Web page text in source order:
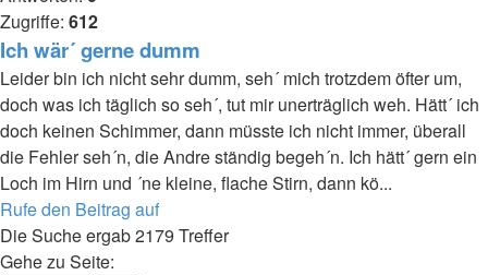
Zugriffe: 612
Ich wär´ gerne dumm
Leider bin ich nicht sehr dumm, seh´ mich trotzdem öfter um,
doch was ich täglich so seh´, tut mir unerträglich weh. Hätt´ ich
doch keinen Schimmer, dann müsste ich nicht immer, überall
die Fehler seh´n, die Andre ständig begeh´n. Ich hätt´ gern ein
Loch im Hirn und ´ne kleine, flache Stirn, dann kö...
Rufe den Beitrag auf
Die Suche ergab 2179 Treffer
Seite
Gehe zu Seite: